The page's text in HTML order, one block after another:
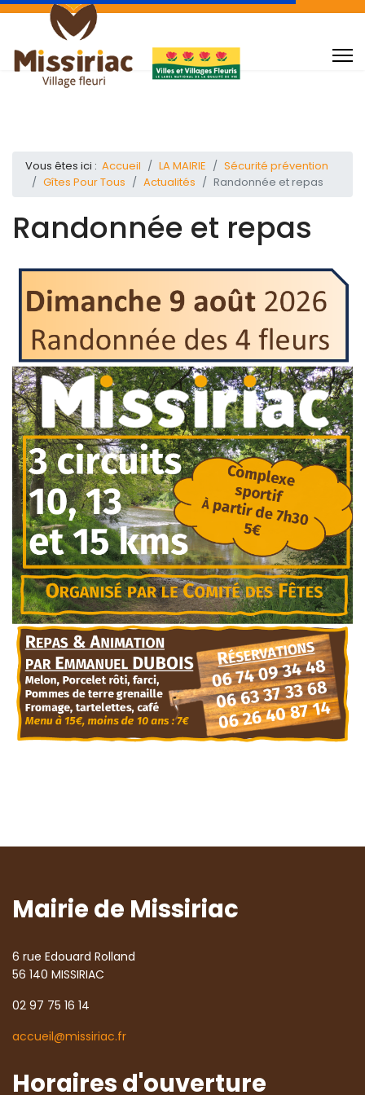
Vous êtes ici : Accueil LA MAIRIE
Sécurité prévention
Gîtes Pour Tous
Actualités Randonnée et repas
Randonnée et repas
Mairie de Missiriac
6 rue Edouard Rolland
56 140 MISSIRIAC
02 97 75 16 14
accueil@missiriac.fr
Horaires d'ouverture